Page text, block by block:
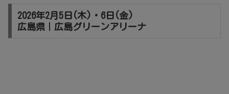
2026年2月5日(木)・6日(金)
広島県｜広島グリーンアリーナ